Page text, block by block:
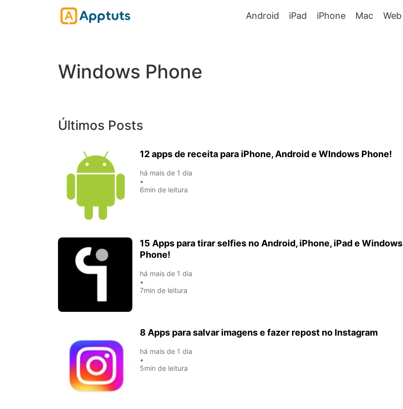
Android iPad iPhone Mac Web
Windows Phone
Últimos Posts
12 apps de receita para iPhone, Android e WIndows Phone!
há mais de 1 dia
•
6min de leitura
15 Apps para tirar selfies no Android, iPhone, iPad e Windows
Phone!
há mais de 1 dia
•
7min de leitura
8 Apps para salvar imagens e fazer repost no Instagram
há mais de 1 dia
•
5min de leitura